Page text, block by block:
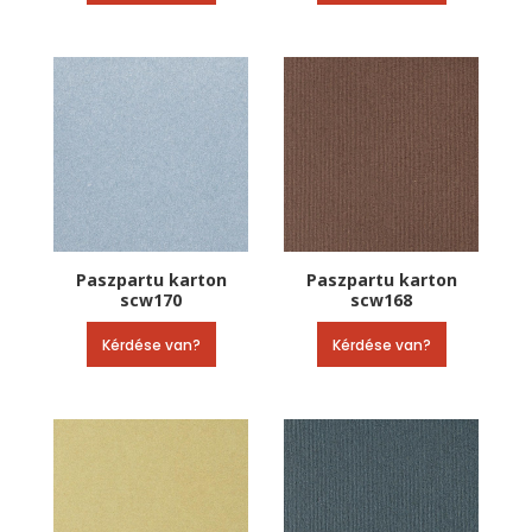
Paszpartu karton
scw170
Kérdése van?
Paszpartu karton
scw168
Kérdése van?